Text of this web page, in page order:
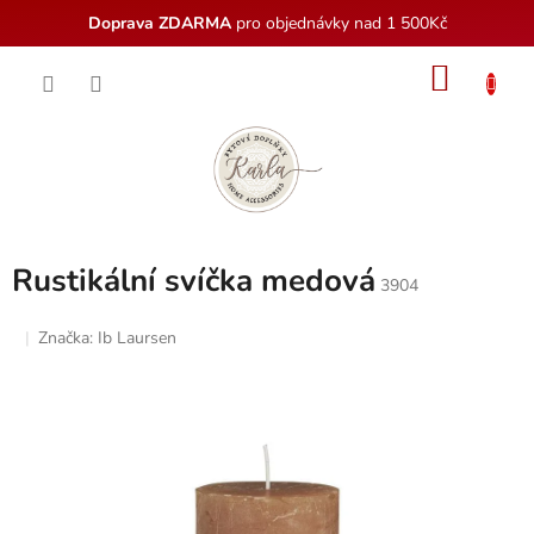
Doprava ZDARMApro objednávky nad 1 500Kč
Rustikální svíčka medová 3904
Značka: Ib Laursen